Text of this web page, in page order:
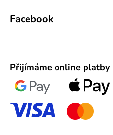
Facebook
Přijímáme online platby